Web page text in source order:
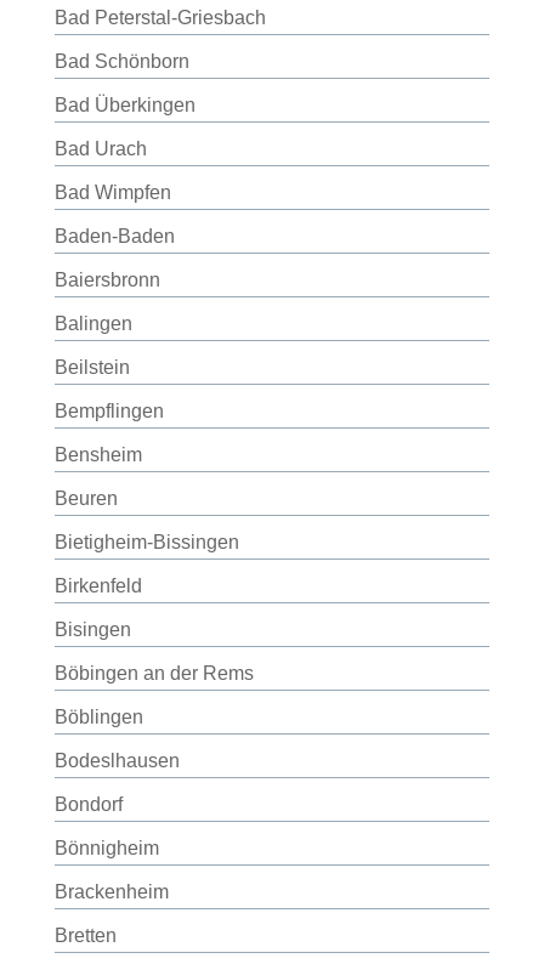
Bad Peterstal-Griesbach
Bad Schönborn
Bad Überkingen
Bad Urach
Bad Wimpfen
Baden-Baden
Baiersbronn
Balingen
Beilstein
Bempflingen
Bensheim
Beuren
Bietigheim-Bissingen
Birkenfeld
Bisingen
Böbingen an der Rems
Böblingen
Bodeslhausen
Bondorf
Bönnigheim
Brackenheim
Bretten